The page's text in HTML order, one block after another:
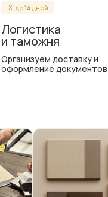
до 14 дней
Логистика
и таможня
Организуем доставку и
оформление документов